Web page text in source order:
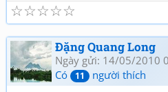
☆
☆
☆
☆
☆
Đặng Quang Long
Ngày gửi: 14/05/2010
Có
11 người thích